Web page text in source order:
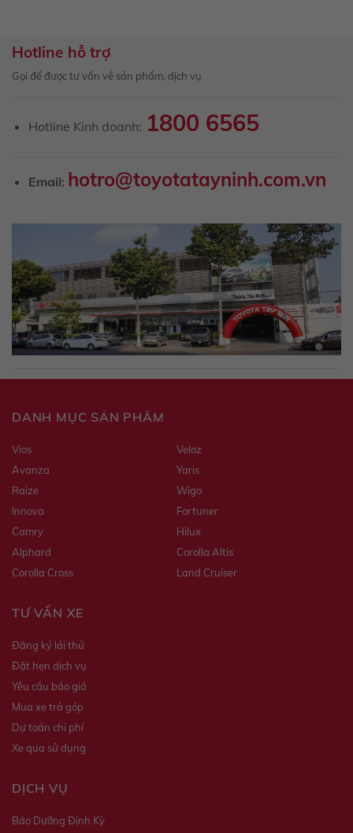
Hotline hỗ trợ
Gọi để được tư vấn về sản phẩm, dịch vụ
Hotline Kinh doanh: 1800 6565
Email: hotro@toyotatayninh.com.vn
DANH MỤC SẢN PHẨM
Vios
Veloz
Avanza
Yaris
Raize
Wigo
Innova
Fortuner
Camry
Hilux
Alphard
Corolla Altis
Corolla Cross
Land Cruiser
TƯ VẤN XE
Đăng ký lái thử
Đặt hẹn dịch vụ
Yêu cầu báo giá
Mua xe trả góp
Dự toán chi phí
Xe qua sử dụng
DỊCH VỤ
Bảo Dưỡng Định Kỳ